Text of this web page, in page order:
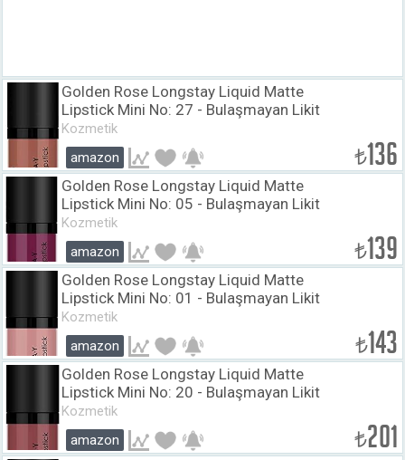
Golden Rose Longstay Liquid Matte
Lipstick Mini No: 27 - Bulaşmayan Likit
Mini Mat Ruj (3 ml)
Kozmetik
amazon
₺136
Golden Rose Longstay Liquid Matte
Lipstick Mini No: 05 - Bulaşmayan Likit
Mini Mat Ruj (3 ml)
Kozmetik
amazon
₺139
Golden Rose Longstay Liquid Matte
Lipstick Mini No: 01 - Bulaşmayan Likit
Mini Mat Ruj (3 ml)
Kozmetik
amazon
₺143
Golden Rose Longstay Liquid Matte
Lipstick Mini No: 20 - Bulaşmayan Likit
Mini Mat Ruj (3 ml)
Kozmetik
amazon
₺201